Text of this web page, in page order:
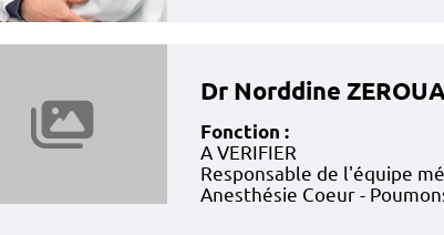
Dr Norddine
Fonction :
A VERIFIER
Responsable de l'équipe
Anesthésie Coeur -